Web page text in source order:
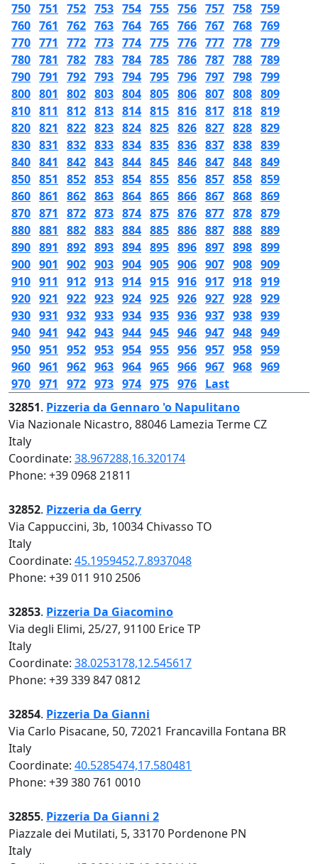
750 751 752 753 754 755 756 757 758 759
760 761 762 763 764 765 766 767 768 769
770 771 772 773 774 775 776 777 778 779
780 781 782 783 784 785 786 787 788 789
790 791 792 793 794 795 796 797 798 799
800 801 802 803 804 805 806 807 808 809
810 811 812 813 814 815 816 817 818 819
820 821 822 823 824 825 826 827 828 829
830 831 832 833 834 835 836 837 838 839
840 841 842 843 844 845 846 847 848 849
850 851 852 853 854 855 856 857 858 859
860 861 862 863 864 865 866 867 868 869
870 871 872 873 874 875 876 877 878 879
880 881 882 883 884 885 886 887 888 889
890 891 892 893 894 895 896 897 898 899
900 901 902 903 904 905 906 907 908 909
910 911 912 913 914 915 916 917 918 919
920 921 922 923 924 925 926 927 928 929
930 931 932 933 934 935 936 937 938 939
940 941 942 943 944 945 946 947 948 949
950 951 952 953 954 955 956 957 958 959
960 961 962 963 964 965 966 967 968 969
970 971 972 973 974 975 976 Last
32851. Pizzeria da Gennaro 'o Napulitano
Via Nazionale Nicastro, 88046 Lamezia Terme CZ
Italy
Coordinate: 38.967288,16.320174
Phone: +39 0968 21811
32852. Pizzeria da Gerry
Via Cappuccini, 3b, 10034 Chivasso TO
Italy
Coordinate: 45.1959452,7.8937048
Phone: +39 011 910 2506
32853. Pizzeria Da Giacomino
Via degli Elimi, 25/27, 91100 Erice TP
Italy
Coordinate: 38.0253178,12.545617
Phone: +39 339 847 0812
32854. Pizzeria Da Gianni
Via Carlo Pisacane, 50, 72021 Francavilla Fontana BR
Italy
Coordinate: 40.5285474,17.580481
Phone: +39 380 761 0010
32855. Pizzeria Da Gianni 2
Piazzale dei Mutilati, 5, 33170 Pordenone PN
Italy